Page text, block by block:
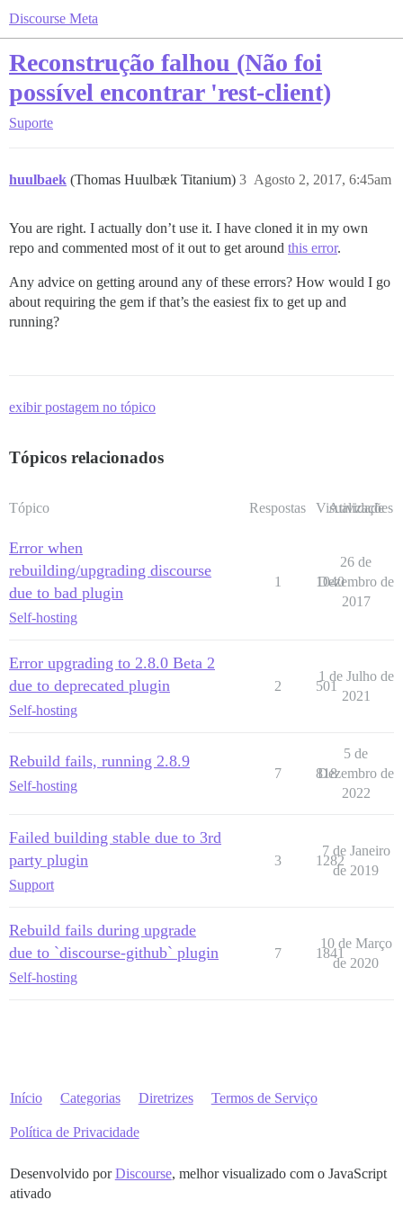
Discourse Meta
Reconstrução falhou (Não foi
possível encontrar 'rest-client)
Suporte
huulbaek (Thomas Huulbæk Titanium) Agosto 2, 2017, 6:45am
3
You are right. I actually don’t use it. I have cloned it in my own
repo and commented most of it out to get around this error.
Any advice on getting around any of these errors? How would I go
about requiring the gem if that’s the easiest fix to get up and
running?
exibir postagem no tópico
Tópicos relacionados
Tópico Respostas Visualizações
Atividade
Error when
rebuilding/upgrading discourse
due to bad plugin
Self-hosting
1 1040
26 de
Dezembro de
2017
Error upgrading to 2.8.0 Beta 2
due to deprecated plugin
Self-hosting
2 501
1 de Julho de
2021
Rebuild fails, running 2.8.9
Self-hosting
7 818
5 de
Dezembro de
2022
Failed building stable due to 3rd
party plugin
Support
3 1282
7 de Janeiro
de 2019
Rebuild fails during upgrade
due to `discourse-github` plugin
Self-hosting
7 1841
10 de Março
de 2020
Início Categorias Diretrizes Termos de Serviço
Política de Privacidade
Desenvolvido porDiscourse, melhor visualizado com o JavaScript
ativado